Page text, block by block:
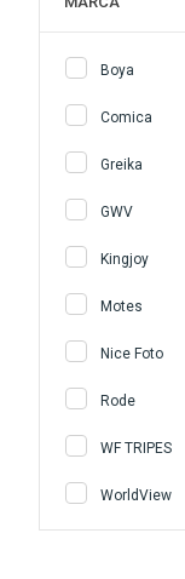
Boya
Comica
Greika
GWV
Kingjoy
Motes
Nice Foto
Rode
WF TRIPES
WorldView